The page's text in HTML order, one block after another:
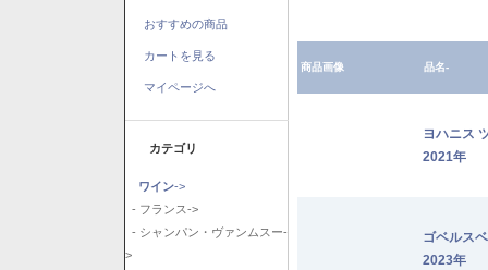
おすすめの商品
カートを見る
マイページへ
カテゴリ
ワイン->
- フランス->
- シャンパン・ヴァンムスー-
>
商品画像 品名-
ヨハニス
2021年
ゴベルス
2023年